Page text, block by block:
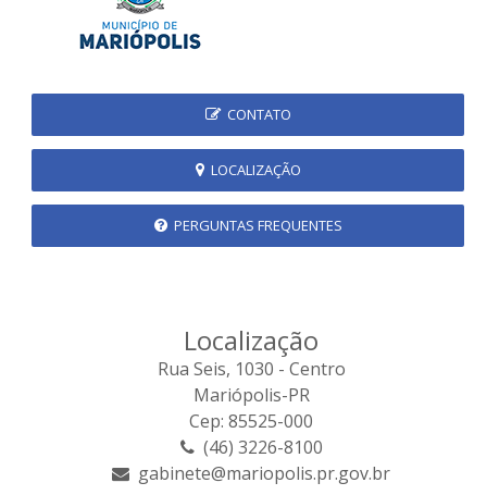
CONTATO
LOCALIZAÇÃO
PERGUNTAS FREQUENTES
Localização
Rua Seis, 1030 - Centro
Mariópolis-PR
Cep: 85525-000
(46) 3226-8100
gabinete@mariopolis.pr.gov.br